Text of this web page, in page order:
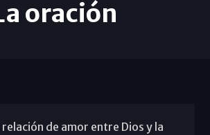
oración
relación de amor entre Dios y la